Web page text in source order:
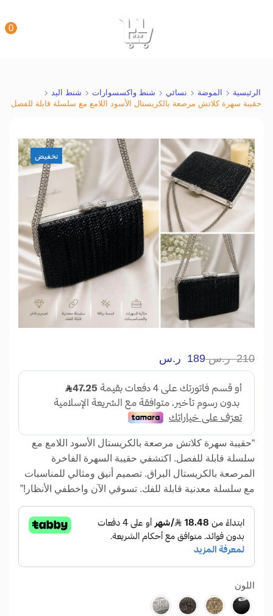
0
الرئيسية الموضة نسائي شنط واكسسوارات
شنط اليد
حقيبة سهرة كلاتش مرصعة بالكريستال الأسود اللامع مع سلسلة قابلة للفصل
تخفيض
210 ر.س189 ر.س
“حقيبة سهرة كلاتش مرصعة بالكريستال الأسود اللامع مع
سلسلة قابلة للفصل. اكتشفي حقيبة السهرة الفاخرة
المرصعة بالكريستال البراق. تصميم أنيق ومثالي للمناسبات
مع سلسلة معدنية قابلة للفك. تسوقي الآن واخطفي الأنظار!”
اللون